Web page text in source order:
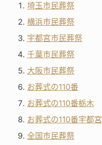
埼玉市民葬祭
横浜市民葬祭
宇都宮市民葬祭
千葉市民葬祭
大阪市民葬祭
お葬式の110番
お葬式の110番栃木
お葬式の110番宇都宮
全国市民葬祭